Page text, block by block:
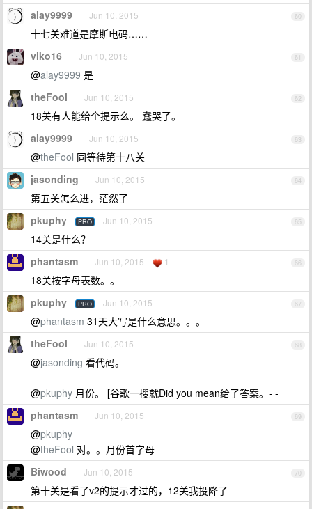
60
alay9999 Jun 10, 2015
十七关难道是摩斯电码……
61
viko16 Jun 10, 2015
@alay9999 是
62
theFool Jun 10, 2015
18关有人能给个提示么。 蠢哭了。
63
alay9999 Jun 10, 2015
@theFool 同等待第十八关
64
jasonding Jun 10, 2015
第五关怎么进，茫然了
65
pkuphy PRO Jun 10, 2015
14关是什么？
66
phantasm Jun 10, 2015 1
18关按字母表数。。
67
pkuphy PRO Jun 10, 2015
@phantasm 31天大写是什么意思。。。
68
theFool Jun 10, 2015
@jasonding 看代码。
@pkuphy 月份。 [谷歌一搜就Did you mean给了答案。- -
69
phantasm Jun 10, 2015
@pkuphy
@theFool 对。。月份首字母
70
Biwood Jun 10, 2015
第十关是看了v2的提示才过的，12关我投降了